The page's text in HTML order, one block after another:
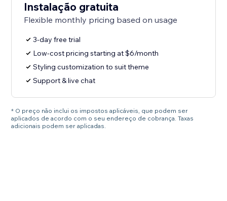
Instalação gratuita
Flexible monthly pricing based on usage
3-day free trial
Low-cost pricing starting at $6/month
Styling customization to suit theme
Support & live chat
* O preço não inclui os impostos aplicáveis, que podem ser
aplicados de acordo com o seu endereço de cobrança. Taxas
adicionais podem ser aplicadas.